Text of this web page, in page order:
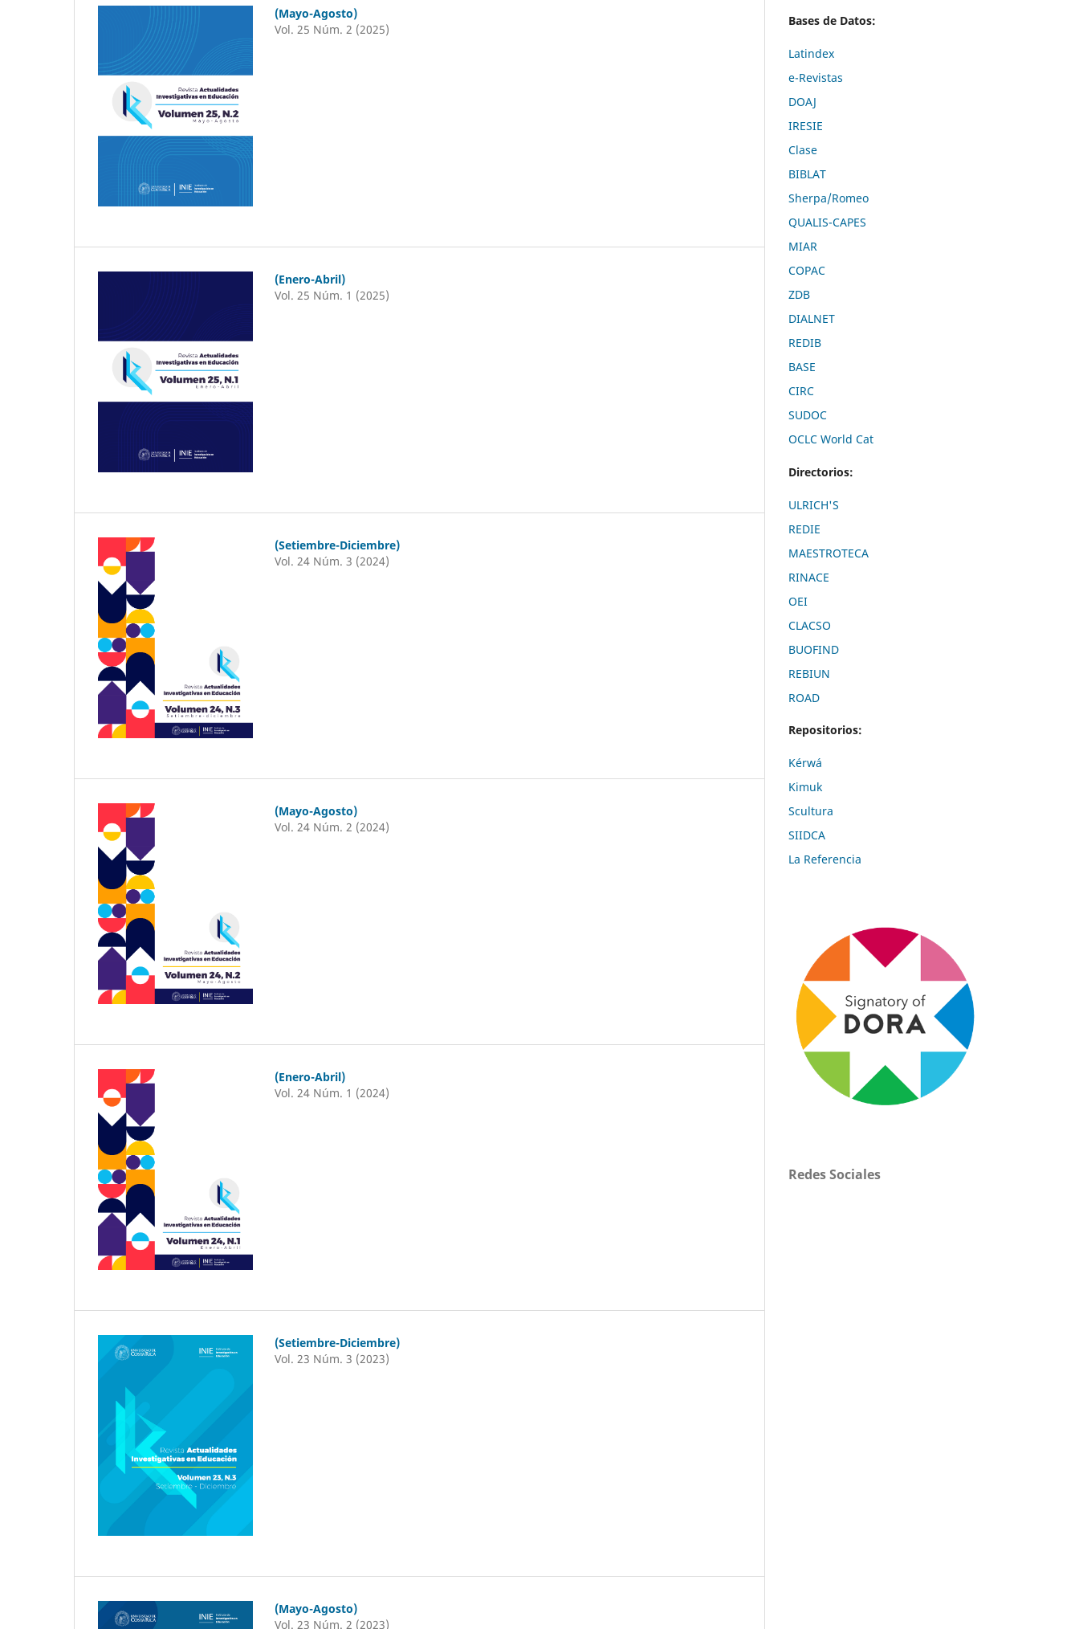
(Mayo-Agosto)
Vol. 25 Núm. 2 (2025)
(Enero-Abril)
Vol. 25 Núm. 1 (2025)
(Setiembre-Diciembre)
Vol. 24 Núm. 3 (2024)
(Mayo-Agosto)
Vol. 24 Núm. 2 (2024)
(Enero-Abril)
Vol. 24 Núm. 1 (2024)
(Setiembre-Diciembre)
Vol. 23 Núm. 3 (2023)
(Mayo-Agosto)
Vol. 23 Núm. 2 (2023)
Bases de Datos:
Latindex
e-Revistas
DOAJ
IRESIE
Clase
BIBLAT
Sherpa/Romeo
QUALIS-CAPES
MIAR
COPAC
ZDB
DIALNET
REDIB
BASE
CIRC
SUDOC
OCLC World Cat
Directorios:
ULRICH'S
REDIE
MAESTROTECA
RINACE
OEI
CLACSO
BUOFIND
REBIUN
ROAD
Repositorios:
Kérwá
Kimuk
Scultura
SIIDCA
La Referencia
Redes Sociales